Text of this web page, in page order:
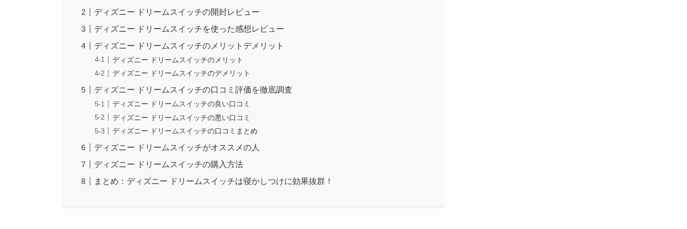
ディズニー ドリームスイッチの開封レビュー
ディズニー ドリームスイッチを使った感想レビュー
ディズニー ドリームスイッチのメリットデメリット
ディズニー ドリームスイッチのメリット
ディズニー ドリームスイッチのデメリット
ディズニー ドリームスイッチの口コミ評価を徹底調査
ディズニー ドリームスイッチの良い口コミ
ディズニー ドリームスイッチの悪い口コミ
ディズニー ドリームスイッチの口コミまとめ
ディズニー ドリームスイッチがオススメの人
ディズニー ドリームスイッチの購入方法
まとめ：ディズニー ドリームスイッチは寝かしつけに効果抜群！